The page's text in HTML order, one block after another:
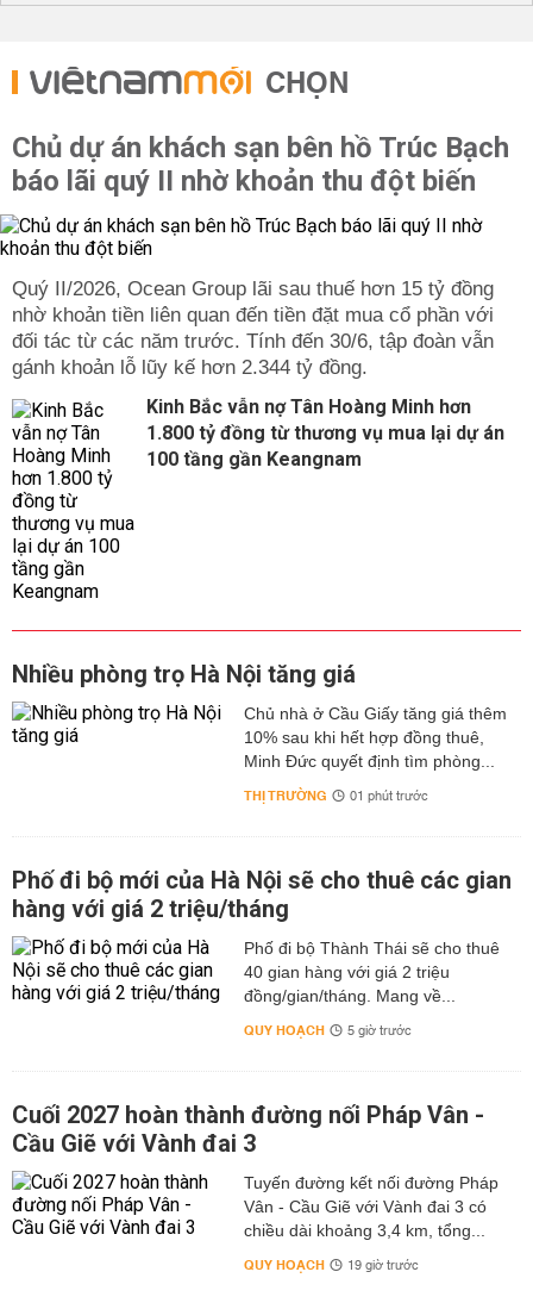
Để kiến tạo nên phòng ngủ 14 - 16m2, kích thước các
món đồ nội thất khá là quan trọng cần đo đạc kỹ càng
cho không gian này. Tủ đầu giường, bàn trang điểm, kệ
sách,... được liên kết với nhau giúp mang đến căn phòng
vô cùng lý tưởng.
Trên đây là những cách trang tríphòng ngủ hiện đại
đẹp nhất 2022 mà bạn có thể tham khảo để lựa chọn
phong cách thiết kế phù hợp nhất cho không gian sống
của gia đình.
CHỌN
Chủ dự án khách sạn bên hồ Trúc Bạch
báo lãi quý II nhờ khoản thu đột biến
Quý II/2026, Ocean Group lãi sau thuế hơn 15 tỷ đồng
nhờ khoản tiền liên quan đến tiền đặt mua cổ phần với
đối tác từ các năm trước. Tính đến 30/6, tập đoàn vẫn
gánh khoản lỗ lũy kế hơn 2.344 tỷ đồng.
Kinh Bắc vẫn nợ Tân Hoàng Minh hơn
1.800 tỷ đồng từ thương vụ mua lại dự án
100 tầng gần Keangnam
Nhiều phòng trọ Hà Nội tăng giá
Chủ nhà ở Cầu Giấy tăng giá thêm
10% sau khi hết hợp đồng thuê,
Minh Đức quyết định tìm phòng...
THỊ TRƯỜNG 01 phút trước
Phố đi bộ mới của Hà Nội sẽ cho thuê các gian
hàng với giá 2 triệu/tháng
Phố đi bộ Thành Thái sẽ cho thuê
40 gian hàng với giá 2 triệu
đồng/gian/tháng. Mang về...
QUY HOẠCH 5 giờ trước
Cuối 2027 hoàn thành đường nối Pháp Vân -
Cầu Giẽ với Vành đai 3
Tuyến đường kết nối đường Pháp
Vân - Cầu Giẽ với Vành đai 3 có
chiều dài khoảng 3,4 km, tổng...
QUY HOẠCH 19 giờ trước